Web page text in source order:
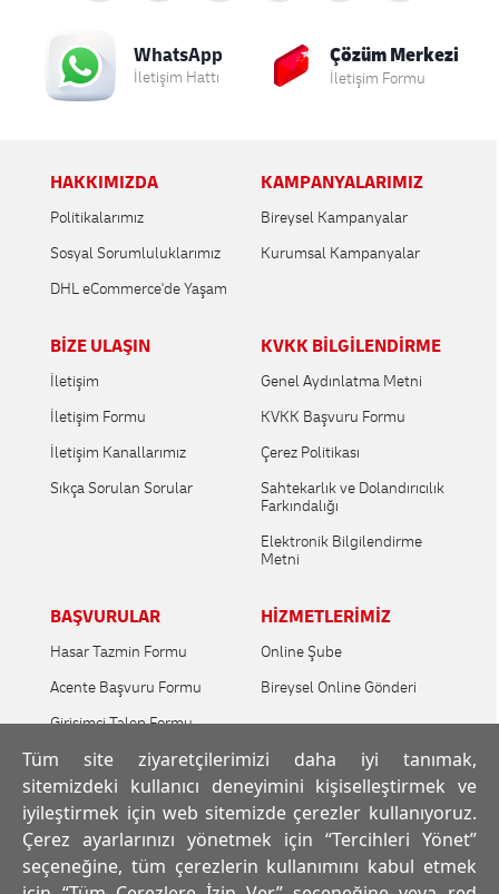
Tüm site ziyaretçilerimizi daha iyi tanımak,
sitemizdeki kullanıcı deneyimini kişiselleştirmek ve
iyileştirmek için web sitemizde çerezler kullanıyoruz.
Çerez ayarlarınızı yönetmek için “Tercihleri Yönet”
seçeneğine, tüm çerezlerin kullanımını kabul etmek
WhatsApp
İletişim Hattı
Çözüm Merkezi
İletişim Formu
HAKKIMIZDA
Politikalarımız
Sosyal Sorumluluklarımız
DHL eCommerce'de Yaşam
KAMPANYALARIMIZ
Bireysel Kampanyalar
Kurumsal Kampanyalar
BİZE ULAŞIN
İletişim
İletişim Formu
İletişim Kanallarımız
Sıkça Sorulan Sorular
KVKK BİLGİLENDİRME
Genel Aydınlatma Metni
KVKK Başvuru Formu
Çerez Politikası
Sahtekarlık ve Dolandırıcılık
Farkındalığı
Elektronik Bilgilendirme
Metni
BAŞVURULAR
Hasar Tazmin Formu
Acente Başvuru Formu
Girişimci Talep Formu
Araç Kiralama Formu
Servis Noktası Başvuru
Formu
HİZMETLERİMİZ
Online Şube
Bireysel Online Gönderi
İNSAN KAYNAKLARI